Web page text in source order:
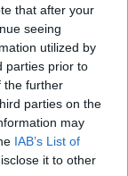
that after your
seeing
utilized by
parties prior to
the further
parties on the
may
IAB’s List of
it to other
2 - 5%
0 - 0%
0 - 0
5 - 13%